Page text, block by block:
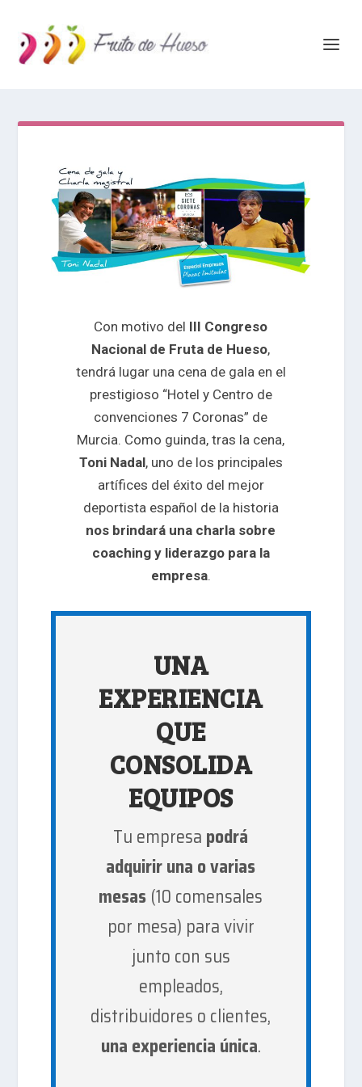
Con motivo del III Congreso
Nacional de Fruta de Hueso,
tendrá lugar una cena de gala en el
prestigioso “Hotel y Centro de
convenciones 7 Coronas” de
Murcia. Como guinda, tras la cena,
Toni Nadal, uno de los principales
artífices del éxito del mejor
deportista español de la historia
nos brindará una charla sobre
coaching y liderazgo para la
empresa.
UNA
EXPERIENCIA
QUE
CONSOLIDA
EQUIPOS
Tu empresa podrá
adquirir una o varias
mesas (10 comensales
por mesa) para vivir
junto con sus
empleados,
distribuidores o clientes,
una experiencia única.